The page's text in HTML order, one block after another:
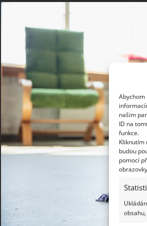
Abychom
našim
ID na
funkce.
Kliknutím
budou
pomocí